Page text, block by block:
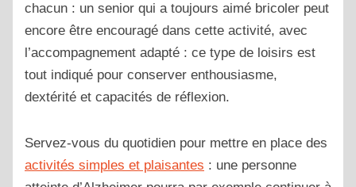
chacun : un senior qui a toujours aimé bricoler peut
encore être encouragé dans cette activité, avec
l’accompagnement adapté : ce type de loisirs est
tout indiqué pour conserver enthousiasme,
dextérité et capacités de réflexion.
Servez-vous du quotidien pour mettre en place des
activités simples et plaisantes : une personne